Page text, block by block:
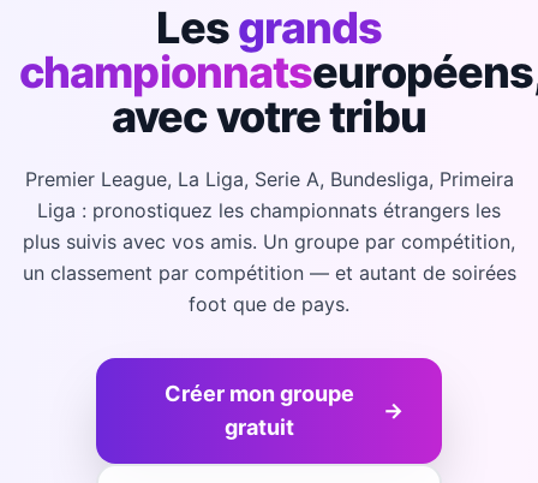
Lesgrands
championnats
avec votre tribu
Premier League, La Liga, Serie A, Bundesliga, Primeira
Liga : pronostiquez les championnats étrangers les
plus suivis avec vos amis. Un groupe par compétition,
un classement par compétition — et autant de soirées
foot que de pays.
Créer mon groupe
gratuit
→